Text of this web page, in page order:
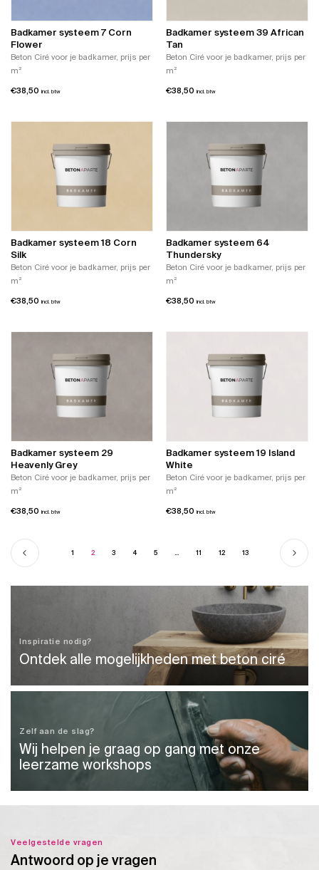
Badkamer systeem 7 Corn
Flower
Beton Ciré voor je badkamer, prijs per
m²
€38,50 incl. btw
Badkamer systeem 39 African
Tan
Beton Ciré voor je badkamer, prijs per
m²
€38,50 incl. btw
Badkamer systeem 18 Corn
Silk
Beton Ciré voor je badkamer, prijs per
m²
€38,50 incl. btw
Badkamer systeem 64
Thundersky
Beton Ciré voor je badkamer, prijs per
m²
€38,50 incl. btw
Badkamer systeem 29
Heavenly Grey
Beton Ciré voor je badkamer, prijs per
m²
€38,50 incl. btw
Badkamer systeem 19 Island
White
Beton Ciré voor je badkamer, prijs per
m²
€38,50 incl. btw
1 2 3 4 5 … 11 12 13
Inspiratie nodig?
Ontdek alle mogelijkheden met beton ciré
Zelf aan de slag?
Wij helpen je graag op gang met onze
leerzame workshops
Veelgestelde vragen
Antwoord op je vragen